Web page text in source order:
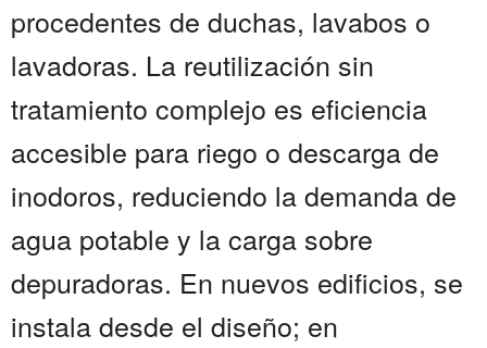
procedentes de duchas, lavabos o
lavadoras. La reutilización sin
tratamiento complejo es eficiencia
accesible para riego o descarga de
inodoros, reduciendo la demanda de
agua potable y la carga sobre
depuradoras. En nuevos edificios, se
instala desde el diseño; en